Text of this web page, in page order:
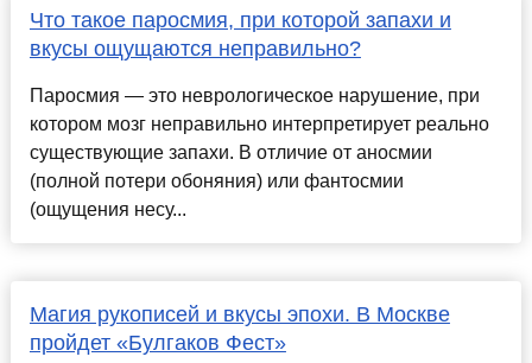
Что такое паросмия, при которой запахи и
вкусы ощущаются неправильно?
Паросмия — это неврологическое нарушение, при
котором мозг неправильно интерпретирует реально
существующие запахи. В отличие от аносмии
(полной потери обоняния) или фантосмии
(ощущения несу...
Магия рукописей и вкусы эпохи. В Москве
пройдет «Булгаков Фест»